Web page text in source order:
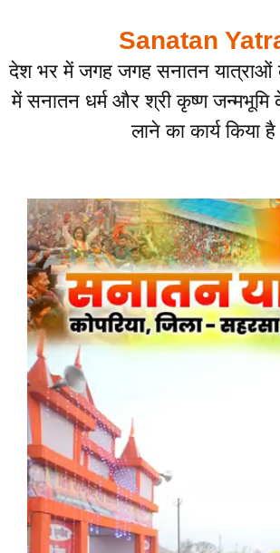
Sanatan
देश भर में जगह जगह सनातन यात्राओं
में सनातन धर्म और श्री कृष्ण जन्मभूमि
लाने का कार्य किया है